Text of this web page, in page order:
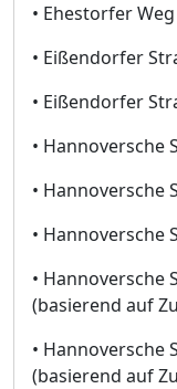
• Ehestorfer
• Eißendorfer
• Eißendorfer
• Hannoversche
• Hannoversche
• Hannoversche
• Hannoversche
(basierend auf
• Hannoversche
(basierend auf